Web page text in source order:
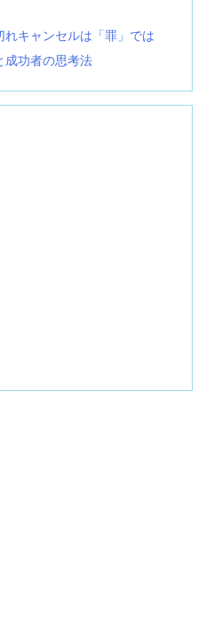
れキャンセルは「罪」では
成功者の思考法